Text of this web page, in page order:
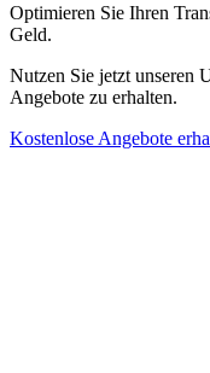
Optimieren Sie Ihren
Geld.
Nutzen Sie jetzt unseren
Angebote zu erhalten.
Kostenlose Angebote